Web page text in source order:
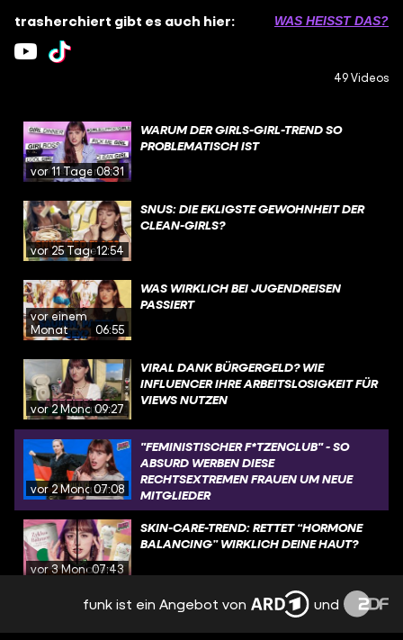
trasherchiert gibt es auch hier:
WAS HEISST DAS?
49 Videos
vor 11 Tagen08:31
WARUM DER GIRLS-GIRL-TREND SO
PROBLEMATISCH IST
vor 25 Tagen12:54
SNUS: DIE EKLIGSTE GEWOHNHEIT DER
CLEAN-GIRLS?
vor einem
Monat
06:55
WAS WIRKLICH BEI JUGENDREISEN
PASSIERT
vor 2 Monaten
09:27
VIRAL DANK BÜRGERGELD? WIE
INFLUENCER IHRE ARBEITSLOSIGKEIT FÜR
VIEWS NUTZEN
vor 2 Monaten
07:08
"FEMINISTISCHER F*TZENCLUB" - SO
ABSURD WERBEN DIESE
RECHTSEXTREMEN FRAUEN UM NEUE
MITGLIEDER
vor 3 Monaten
07:43
SKIN-CARE-TREND: RETTET “HORMONE
BALANCING” WIRKLICH DEINE HAUT?
KI-SONGS, FISCHBRÖTCHEN, FAKE NEWS:
WARUM GEHT DEUTSCHLAND
funk ist ein Angebot von und